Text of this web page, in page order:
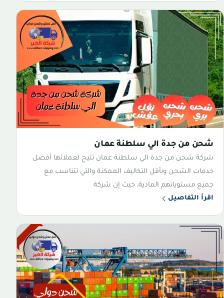
شحن من جدة الي سلطنة عمان
شركة شحن من جدة الي سلطنة عمان تتيح لعملائها أفضل
خدمات الشحن وبأقل التكاليف الممكنة والتي تتناسب مع
جميع مستوياتهم المادية، حيث إن شركة
اقرأ التفاصيل